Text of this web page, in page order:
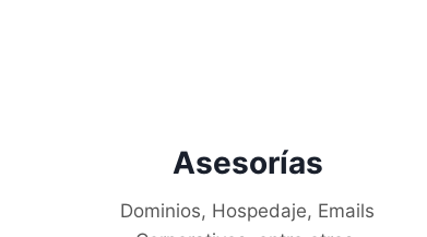
Asesorías
Dominios, Hospedaje, Emails